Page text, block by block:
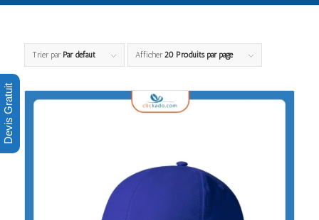
Trier par Par défaut Afficher 20 Produits par page
Devis Gratuit